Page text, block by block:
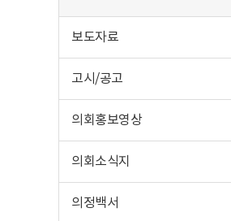
보도자료
고시/공고
의회홍보영상
의회소식지
의정백서